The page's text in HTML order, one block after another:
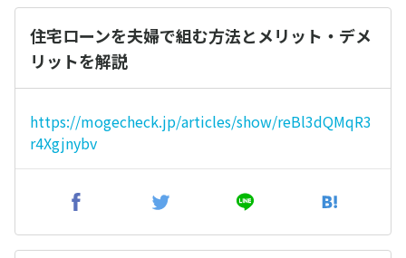
住宅ローンを夫婦で組む方法とメリット・デメ
リットを解説
https://mogecheck.jp/articles/show/reBl3dQMqR3
r4Xgjnybv